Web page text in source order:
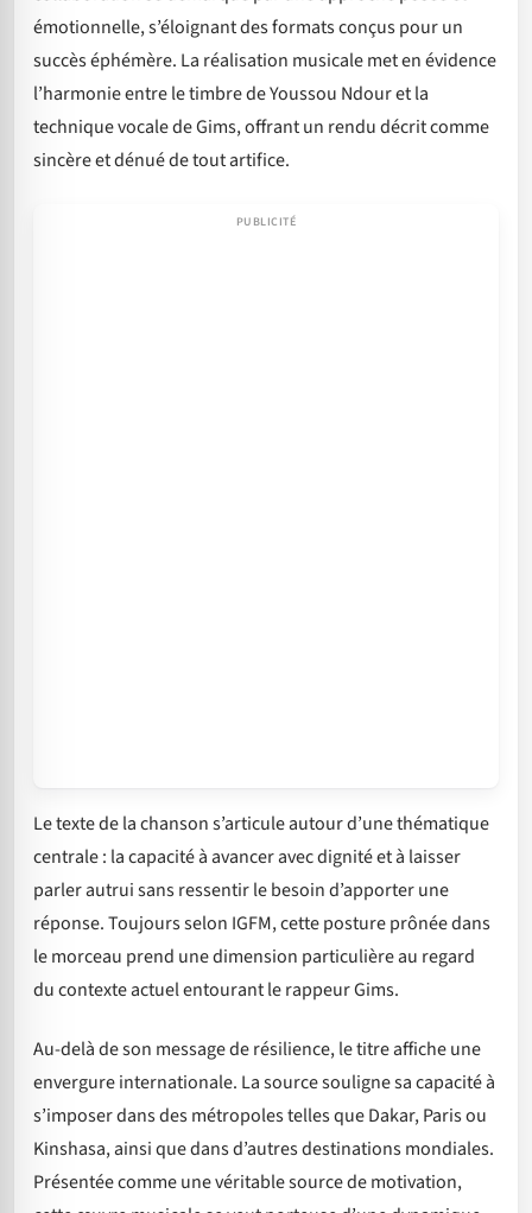
émotionnelle, s’éloignant des formats conçus pour un
succès éphémère. La réalisation musicale met en évidence
l’harmonie entre le timbre de Youssou Ndour et la
technique vocale de Gims, offrant un rendu décrit comme
sincère et dénué de tout artifice.
Le texte de la chanson s’articule autour d’une thématique
centrale : la capacité à avancer avec dignité et à laisser
parler autrui sans ressentir le besoin d’apporter une
réponse. Toujours selon IGFM, cette posture prônée dans
le morceau prend une dimension particulière au regard
du contexte actuel entourant le rappeur Gims.
Au-delà de son message de résilience, le titre affiche une
envergure internationale. La source souligne sa capacité à
s’imposer dans des métropoles telles que Dakar, Paris ou
Kinshasa, ainsi que dans d’autres destinations mondiales.
Présentée comme une véritable source de motivation,